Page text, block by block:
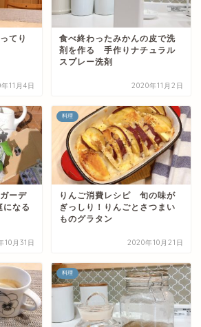
てり
11月4日
食べ終わったみかんの皮で洗
剤を作る 手作りナチュラル
スプレー洗剤
2020年11月2日
ーデ
になる
10月31日
料理
りんご消費レシピ 旬の味が
ぎっしり！りんごとさつまい
ものグラタン
2020年10月21日
料理